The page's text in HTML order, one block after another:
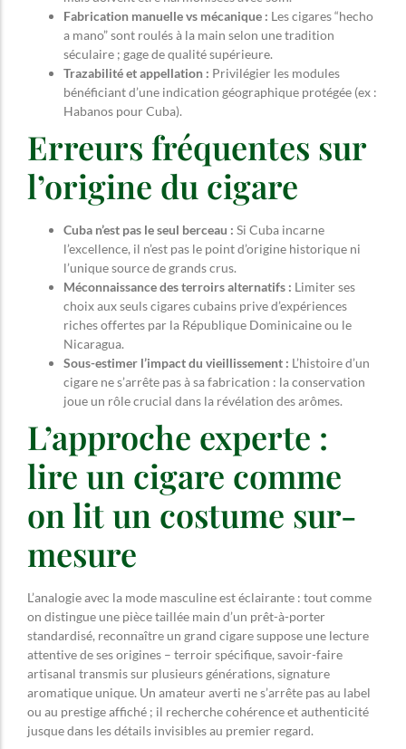
Fabrication manuelle vs mécanique : Les cigares “hecho
a mano” sont roulés à la main selon une tradition
séculaire ; gage de qualité supérieure.
Trazabilité et appellation : Privilégier les modules
bénéficiant d’une indication géographique protégée (ex :
Habanos pour Cuba).
Erreurs fréquentes sur
l’origine du cigare
Cuba n’est pas le seul berceau : Si Cuba incarne
l’excellence, il n’est pas le point d’origine historique ni
l’unique source de grands crus.
Méconnaissance des terroirs alternatifs : Limiter ses
choix aux seuls cigares cubains prive d’expériences
riches offertes par la République Dominicaine ou le
Nicaragua.
Sous-estimer l’impact du vieillissement : L’histoire d’un
cigare ne s’arrête pas à sa fabrication : la conservation
joue un rôle crucial dans la révélation des arômes.
L’approche experte :
lire un cigare comme
on lit un costume sur-
mesure
L’analogie avec la mode masculine est éclairante : tout comme
on distingue une pièce taillée main d’un prêt-à-porter
standardisé, reconnaître un grand cigare suppose une lecture
attentive de ses origines – terroir spécifique, savoir-faire
artisanal transmis sur plusieurs générations, signature
aromatique unique. Un amateur averti ne s’arrête pas au label
ou au prestige affiché ; il recherche cohérence et authenticité
jusque dans les détails invisibles au premier regard.